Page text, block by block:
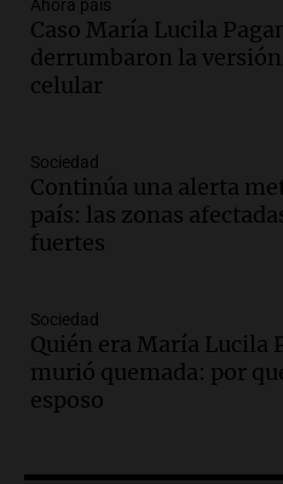
en suspenso a
de recaudación en
Panorama Federal
Episodios
ayuda por
ostentación de
Amamos Argentina
Episodios
avanza con
accidente en Villa
Panorama Federal
Episodios
Ahora país
Caso María Lucila
derrumbaron la
celular
Sociedad
Continúa una alerta
país: las zonas
fuertes
Sociedad
Quién era María Lucila
murió quemada: por
esposo